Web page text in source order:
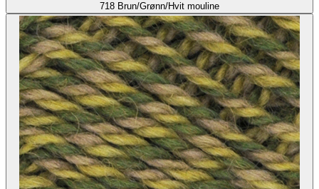
718 Brun/Grønn/Hvit mouline